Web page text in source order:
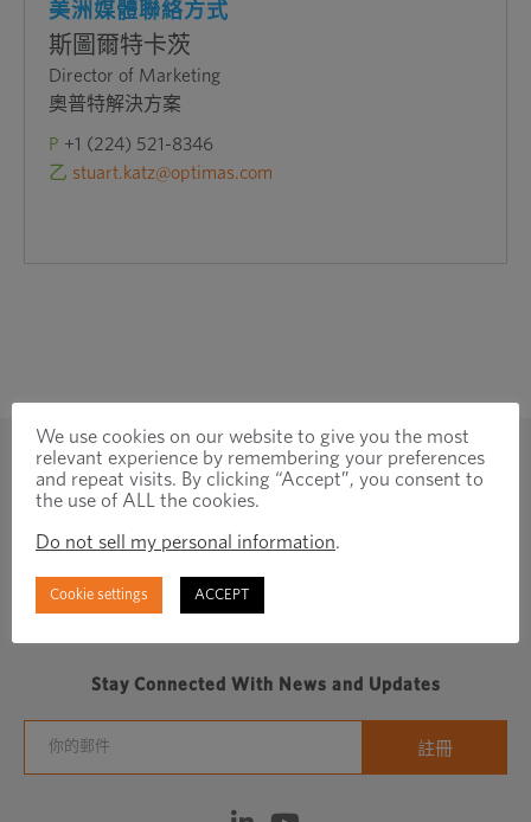
美洲媒體聯絡方式
斯圖爾特卡茨
Director of Marketing
奧普特解決方案
P +1 (224) 521-8346
乙 stuart.katz@optimas.com
Regionally focused, globally connected fastener
Stay Connected With News and Updates
We use cookies on our website to give you the most
relevant experience by remembering your preferences
and repeat visits. By clicking “Accept”, you consent to
the use of ALL the cookies.
Do not sell my personal information.
Cookie settings ACCEPT